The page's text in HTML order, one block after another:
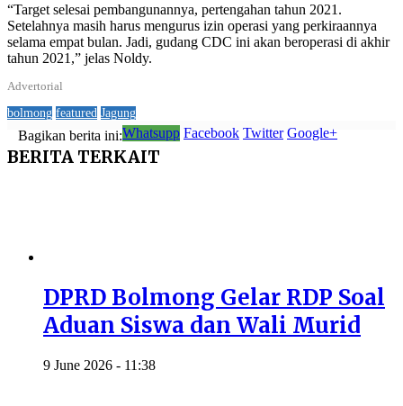
“Target selesai pembangunannya, pertengahan tahun 2021.
Setelahnya masih harus mengurus izin operasi yang perkiraannya
selama empat bulan. Jadi, gudang CDC ini akan beroperasi di akhir
tahun 2021,” jelas Noldy.
Advertorial
bolmong featured Jagung
Bagikan berita ini:Whatsupp Facebook Twitter Google+
BERITA TERKAIT
DPRD Bolmong Gelar RDP Soal
Aduan Siswa dan Wali Murid
9 June 2026 - 11:38